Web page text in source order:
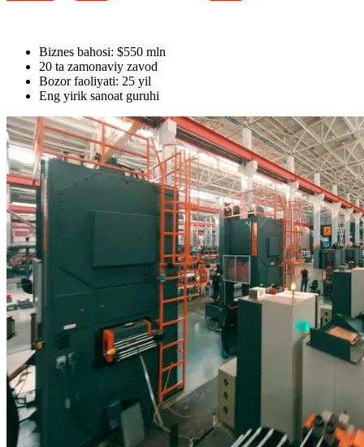
Biznes bahosi: $550 mln
20 ta zamonaviy zavod
Bozor faoliyati: 25 yil
Eng yirik sanoat guruhi